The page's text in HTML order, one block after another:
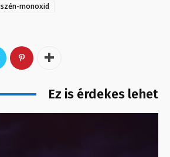
szén-monoxid
Ez is érdekes lehet